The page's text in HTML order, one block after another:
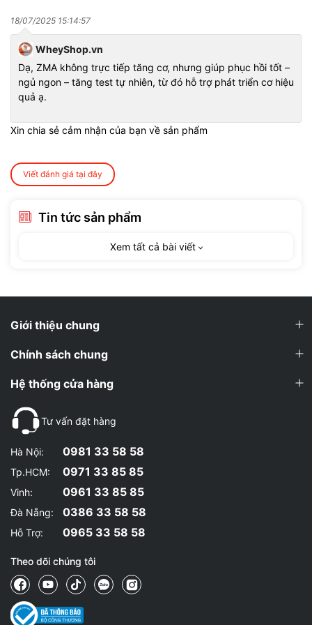
WheyShop - Địa chỉ uy tín chuyên cung
cấp thuốc hỗ trợ xương khớp chính hãng
WheyShoplà địa chỉ chuyên cung cấp các sản phẩm bổ sung
dinh dưỡng chất lượng cao, bao gồm các loạiVitamin khoáng
chấtvà Hỗ trợ xương khớp cho người tập gym chính hãng từ
các thương hiệu nổi tiếng và uy tín trên thị trường.
Đến với WheyShop, khách hàng sẽ có trải nghiệm mua sắm
dẫn.
dưỡng uy tín trên địa bàn Hà Nội, Tp.HCM, Đà Nẵng, Vinh
18/07/2025 15:14:57
WheyShop.vn
Dạ, ZMA không trực tiếp tăng cơ, nhưng giúp phục hồi tốt –
ngủ ngon – tăng test tự nhiên, từ đó hỗ trợ phát triển cơ hiệu
quả ạ.
Xin chia sẻ cảm nhận của bạn về sản phẩm
Viết đánh giá tại đây
Tin tức sản phẩm
Xem tất cả bài viết
Giới thiệu chung
Chính sách chung
Hệ thống cửa hàng
Tư vấn đặt hàng
Hà Nội: 0981 33 58 58
Tp.HCM: 0971 33 85 85
Vinh: 0961 33 85 85
Đà Nẵng: 0386 33 58 58
Hỗ Trợ: 0965 33 58 58
Theo dõi chúng tôi